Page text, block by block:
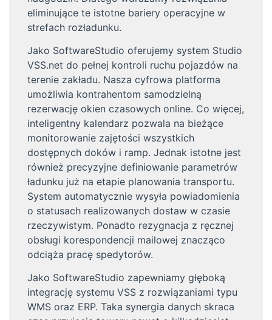
eliminujące te istotne bariery operacyjne w
strefach rozładunku.
Jako SoftwareStudio oferujemy system Studio
VSS.net do pełnej kontroli ruchu pojazdów na
terenie zakładu. Nasza cyfrowa platforma
umożliwia kontrahentom samodzielną
rezerwację okien czasowych online. Co więcej,
inteligentny kalendarz pozwala na bieżące
monitorowanie zajętości wszystkich
dostępnych doków i ramp. Jednak istotne jest
również precyzyjne definiowanie parametrów
ładunku już na etapie planowania transportu.
System automatycznie wysyła powiadomienia
o statusach realizowanych dostaw w czasie
rzeczywistym. Ponadto rezygnacja z ręcznej
obsługi korespondencji mailowej znacząco
odciąża pracę spedytorów.
Jako SoftwareStudio zapewniamy głęboką
integrację systemu VSS z rozwiązaniami typu
WMS oraz ERP. Taka synergia danych skraca